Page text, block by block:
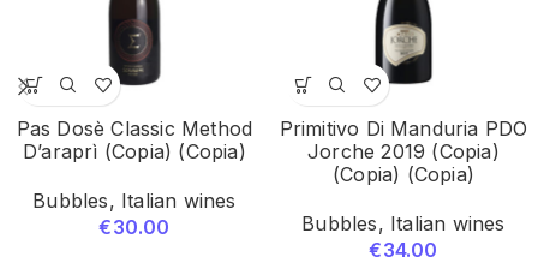
Pas Dosè Classic Method
D’araprì (Copia) (Copia)
Bubbles, Italian wines
€30.00
Primitivo Di Manduria PDO
Jorche 2019 (Copia)
(Copia) (Copia)
Bubbles, Italian wines
€34.00